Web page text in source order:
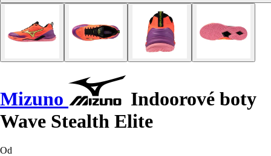
Mizuno
Indoorové boty
Wave Stealth Elite
Od